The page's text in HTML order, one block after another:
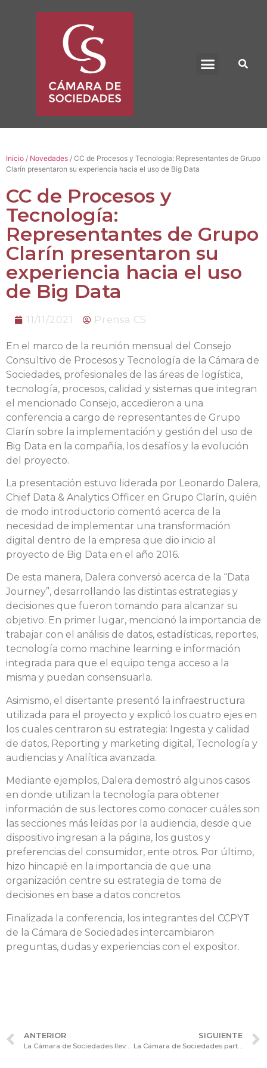
Inicio / Novedades / CC de Procesos y Tecnología: Representantes de Grupo
Clarín presentaron su experiencia hacia el uso de Big Data
CC de Procesos y
Tecnología:
Representantes de Grupo
Clarín presentaron su
experiencia hacia el uso
de Big Data
11/11/2021 Prensa CS
En el marco de la reunión mensual del Consejo
Consultivo de Procesos y Tecnología de la Cámara de
Sociedades, profesionales de las áreas de logística,
tecnología, procesos, calidad y sistemas que integran
el mencionado Consejo, accedieron a una
conferencia a cargo de representantes de Grupo
Clarín sobre la implementación y gestión del uso de
Big Data en la compañía, los desafíos y la evolución
del proyecto.
La presentación estuvo liderada por Leonardo Dalera,
Chief Data & Analytics Officer en Grupo Clarín, quién
de modo introductorio comentó acerca de la
necesidad de implementar una transformación
digital dentro de la empresa que dio inicio al
proyecto de Big Data en el año 2016.
De esta manera, Dalera conversó acerca de la “Data
Journey”, desarrollando las distintas estrategias y
decisiones que fueron tomando para alcanzar su
objetivo. En primer lugar, mencionó la importancia de
trabajar con el análisis de datos, estadísticas, reportes,
tecnología como machine learning e información
integrada para que el equipo tenga acceso a la
misma y puedan consensuarla.
Asimismo, el disertante presentó la infraestructura
utilizada para el proyecto y explicó los cuatro ejes en
los cuales centraron su estrategia: Ingesta y calidad
de datos, Reporting y marketing digital, Tecnología y
audiencias y Analítica avanzada.
Mediante ejemplos, Dalera demostró algunos casos
en donde utilizan la tecnología para obtener
información de sus lectores como conocer cuáles son
las secciones más leídas por la audiencia, desde que
dispositivo ingresan a la página, los gustos y
preferencias del consumidor, ente otros. Por último,
hizo hincapié en la importancia de que una
organización centre su estrategia de toma de
decisiones en base a datos concretos.
Finalizada la conferencia, los integrantes del CCPYT
de la Cámara de Sociedades intercambiaron
preguntas, dudas y experiencias con el expositor.
ANTERIOR SIGUIENTE
La Cámara de Sociedades participó de la reunión de Comité Organizador del XV Congreso Argentino de Derecho Societario y XI Congreso Iberoamericano de Derecho Societario y de la Empresa